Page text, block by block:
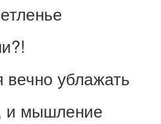
вечно ублажать
и мышление